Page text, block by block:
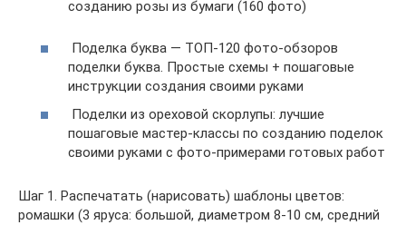
созданию розы из бумаги (160 фото)
Поделка буква — ТОП-120 фото-обзоров
поделки буква. Простые схемы + пошаговые
инструкции создания своими руками
Поделки из ореховой скорлупы: лучшие
пошаговые мастер-классы по созданию поделок
своими руками с фото-примерами готовых работ
Шаг 1. Распечатать (нарисовать) шаблоны цветов:
ромашки (3 яруса: большой, диаметром 8-10 см, средний